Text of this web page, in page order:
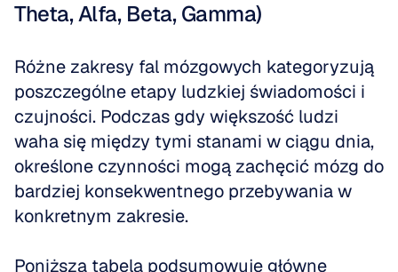
Theta, Alfa, Beta, Gamma)
Różne zakresy fal mózgowych kategoryzują
poszczególne etapy ludzkiej świadomości i
czujności. Podczas gdy większość ludzi
waha się między tymi stanami w ciągu dnia,
określone czynności mogą zachęcić mózg do
bardziej konsekwentnego przebywania w
konkretnym zakresie.
Poniższa tabela podsumowuje główne